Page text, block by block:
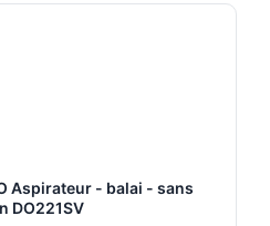
Aspirateur - balai - sans
DO221SV